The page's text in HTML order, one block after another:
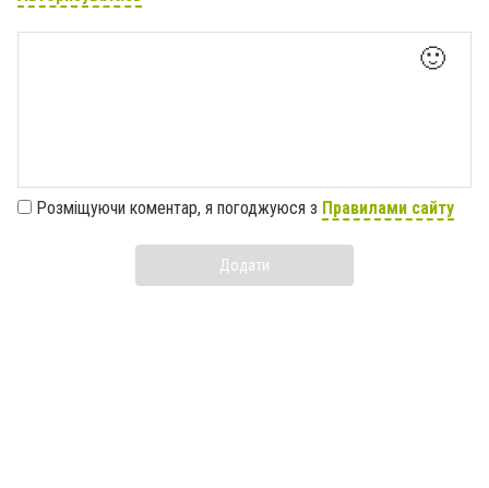
🙂
Розміщуючи коментар, я погоджуюся з Правилами сайту
Додати